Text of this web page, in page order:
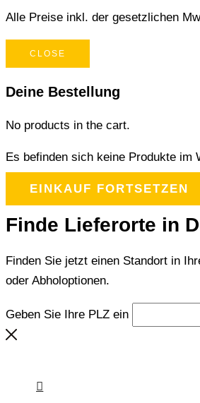
Alle Preise inkl. der gesetzlichen
CLOSE
Deine Bestellung
No products in the cart.
Es befinden sich keine Produkte im
EINKAUF FORTSETZEN
Finde Lieferorte in
Finden Sie jetzt einen Standort in
oder Abholoptionen.
Geben Sie Ihre PLZ ein